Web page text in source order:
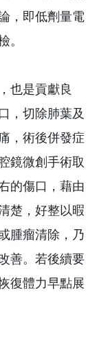
，即低劑量電
。
也是貢獻良
，切除肺葉及
，術後併發症
鏡微創手術取
的傷口，藉由
楚，好整以暇
腫瘤清除，乃
善。若後續要
復體力早點展